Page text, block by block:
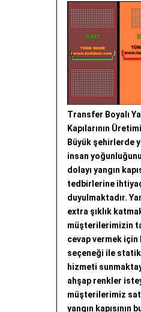
Transfer Boyalı
Kapılarının
Büyük şehirlerde
insan
dolayı yangın
tedbirlerine
duyulmaktadır.
extra şıklık
müşterilerimizin
cevap vermek
seçeneği ile
hizmeti
ahşap renkler
müşterilerimiz
yangın kapısının